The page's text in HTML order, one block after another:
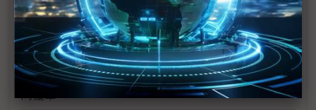
太陽誘電MLCC喊漲 村田成關鍵風向球、三星電機
伺機而動
Stellantis考慮重啟與東風汽車合作 在中國、歐洲共
同造車